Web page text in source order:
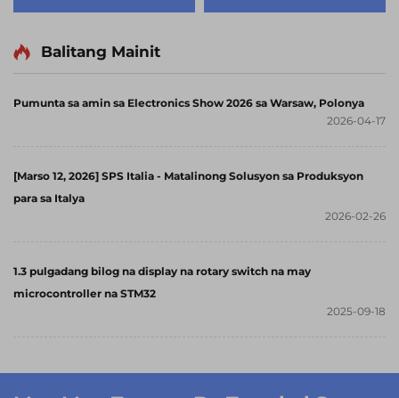
Interface IPS TFT LCD
Balitang Mainit
Pumunta sa amin sa Electronics Show 2026 sa Warsaw, Polonya
2026-04-17
[Marso 12, 2026] SPS Italia - Matalinong Solusyon sa Produksyon
para sa Italya
2026-02-26
1.3 pulgadang bilog na display na rotary switch na may
microcontroller na STM32
2025-09-18